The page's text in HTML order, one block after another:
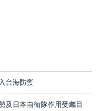
台海防禦
及日本自衛隊作用受矚目